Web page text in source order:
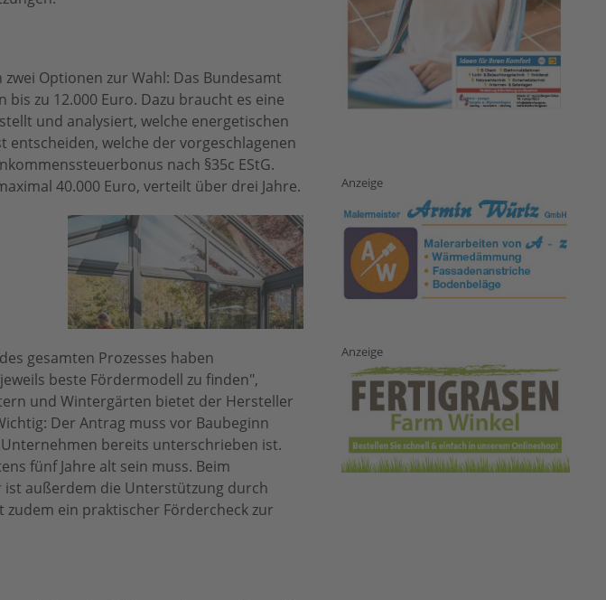
Optionen zur Wahl: Das Bundesamt
zu 12.000 Euro. Dazu braucht es eine
und analysiert, welche energetischen
welche der vorgeschlagenen
nach §35c EStG.
40.000 Euro, verteilt über drei Jahre.
gesamten Prozesses haben
beste Fördermodell zu finden",
und Wintergärten bietet der Hersteller
Der Antrag muss vor Baubeginn
bereits unterschrieben ist.
fünf Jahre alt sein muss. Beim
ist außerdem die Unterstützung durch
ein praktischer Fördercheck zur
Anzeige
Anzeige